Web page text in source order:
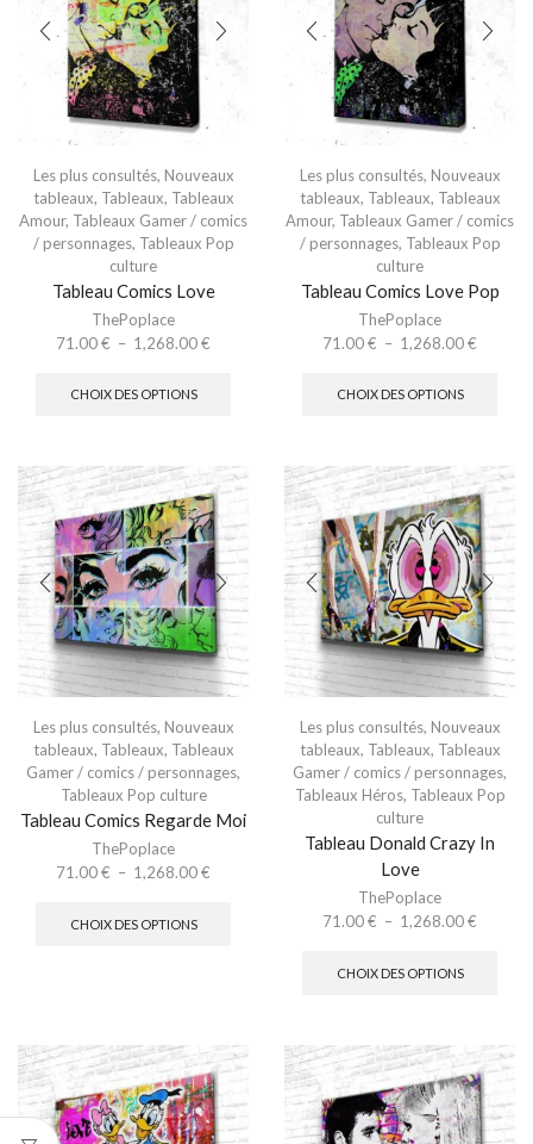
Les plus consultés, Nouveaux
tableaux, Tableaux, Tableaux
Amour, Tableaux Gamer / comics
/ personnages, Tableaux Pop
culture
Tableau Comics Love
ThePoplace
71.00€ – 1,268.00€
CHOIX DES OPTIONS
Les plus consultés, Nouveaux
tableaux, Tableaux, Tableaux
Amour, Tableaux Gamer / comics
/ personnages, Tableaux Pop
culture
Tableau Comics Love Pop
ThePoplace
71.00€ – 1,268.00€
CHOIX DES OPTIONS
Les plus consultés, Nouveaux
tableaux, Tableaux, Tableaux
Gamer / comics / personnages,
Tableaux Pop culture
Tableau Comics Regarde Moi
ThePoplace
71.00€ – 1,268.00€
CHOIX DES OPTIONS
Les plus consultés, Nouveaux
tableaux, Tableaux, Tableaux
Gamer / comics / personnages,
Tableaux Héros, Tableaux Pop
culture
Tableau Donald Crazy In
Love
ThePoplace
71.00€ – 1,268.00€
CHOIX DES OPTIONS